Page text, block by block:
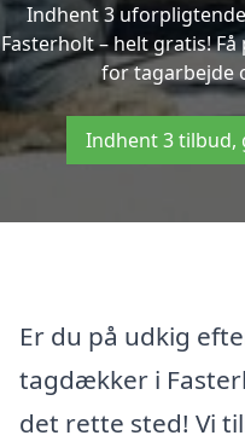
Indhent 3
Fasterholt – helt gratis!
for tagarbejde
Indhent 3
Er du på udkig
tagdækker i
det rette sted! Vi